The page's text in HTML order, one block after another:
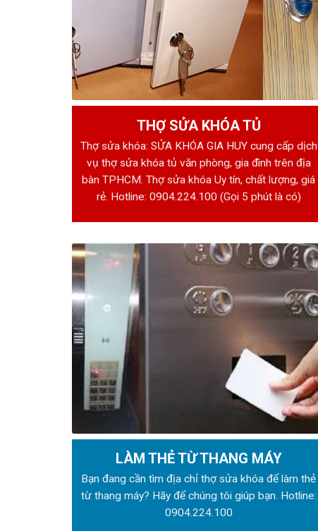
THỢ SỬA KHÓA TỦ
Thợ sửa khóa: SỬA KHÓA GIA HUY cung cấp dịch
vụ thợ sửa khóa tủ văn phòng, gia đình trên địa
bàn TPHCM. Thợ sửa khóa Uy tín, chất lượng, giá
rẻ. Hotline: 0904.224.100(Gọi 5 phút là có)
LÀM THẺ TỪ THANG MÁY
Bạn đang cần tìm địa chỉ thợ sửa khóa để làm thẻ
từ thang máy? Hãy để chúng tôi giúp bạn. Hotline:
0904.224.100